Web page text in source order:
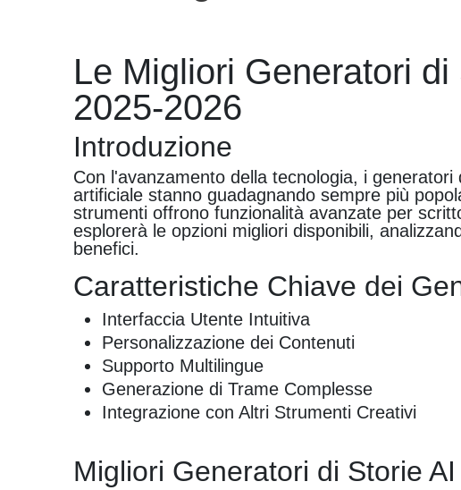
Le Migliori Generatori di
2025-2026
Introduzione
Con l'avanzamento della tecnologia, i
artificiale stanno guadagnando sempre più
strumenti offrono funzionalità avanzate per
esplorerà le opzioni migliori disponibili,
benefici.
Caratteristiche Chiave dei
Interfaccia Utente Intuitiva
Personalizzazione dei Contenuti
Supporto Multilingue
Generazione di Trame Complesse
Integrazione con Altri Strumenti Creativi
Migliori Generatori di Storie AI